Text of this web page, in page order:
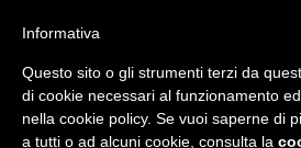
Informativa
Questo sito o gli strumenti terzi da
di cookie necessari al funzionamento
nella cookie policy. Se vuoi saperne di
a tutti o ad alcuni cookie, consulta la